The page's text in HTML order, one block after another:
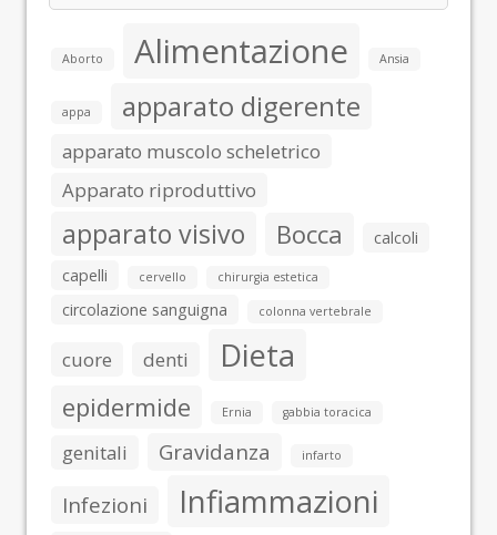
Aborto Alimentazione Ansia
appa apparato digerente
apparato muscolo scheletrico
Apparato riproduttivo
apparato visivo Bocca
calcoli
capelli
cervello chirurgia estetica
circolazione sanguigna colonna vertebrale
cuore denti Dieta
epidermide Ernia gabbia toracica
genitali Gravidanza infarto
Infezioni Infiammazioni